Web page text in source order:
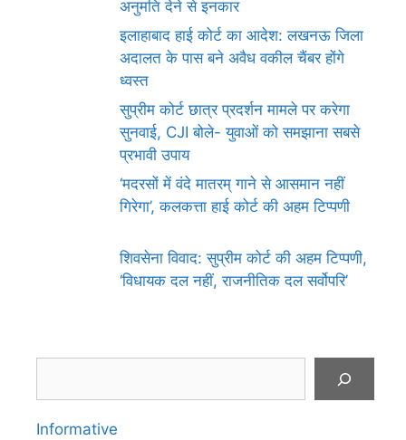
अनुमति देने से इनकार
इलाहाबाद हाई कोर्ट का आदेश: लखनऊ जिला
अदालत के पास बने अवैध वकील चैंबर होंगे
ध्वस्त
सुप्रीम कोर्ट छात्र प्रदर्शन मामले पर करेगा
सुनवाई, CJI बोले- युवाओं को समझाना सबसे
प्रभावी उपाय
‘मदरसों में वंदे मातरम् गाने से आसमान नहीं
गिरेगा’, कलकत्ता हाई कोर्ट की अहम टिप्पणी
शिवसेना विवाद: सुप्रीम कोर्ट की अहम टिप्पणी,
‘विधायक दल नहीं, राजनीतिक दल सर्वोपरि’
Informative